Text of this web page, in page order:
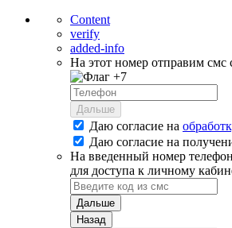
Content
verify
added-info
На этот номер отправим смс
+7
Дальше
Даю согласие на
Даю согласие на
На введенный номер
для доступа к личному
Дальше
Назад